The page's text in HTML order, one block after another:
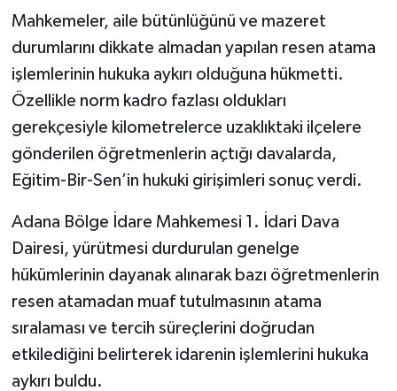
Mahkemeler, aile bütünlüğünü ve mazeret
durumlarını dikkate almadan yapılan resen atama
işlemlerinin hukuka aykırı olduğuna hükmetti.
Özellikle norm kadro fazlası oldukları
gerekçesiyle kilometrelerce uzaklıktaki ilçelere
gönderilen öğretmenlerin açtığı davalarda,
Eğitim-Bir-Sen’in hukuki girişimleri sonuç verdi.
Adana Bölge İdare Mahkemesi 1. İdari Dava
Dairesi, yürütmesi durdurulan genelge
hükümlerinin dayanak alınarak bazı öğretmenlerin
resen atamadan muaf tutulmasının atama
sıralaması ve tercih süreçlerini doğrudan
etkilediğini belirterek idarenin işlemlerini hukuka
aykırı buldu.